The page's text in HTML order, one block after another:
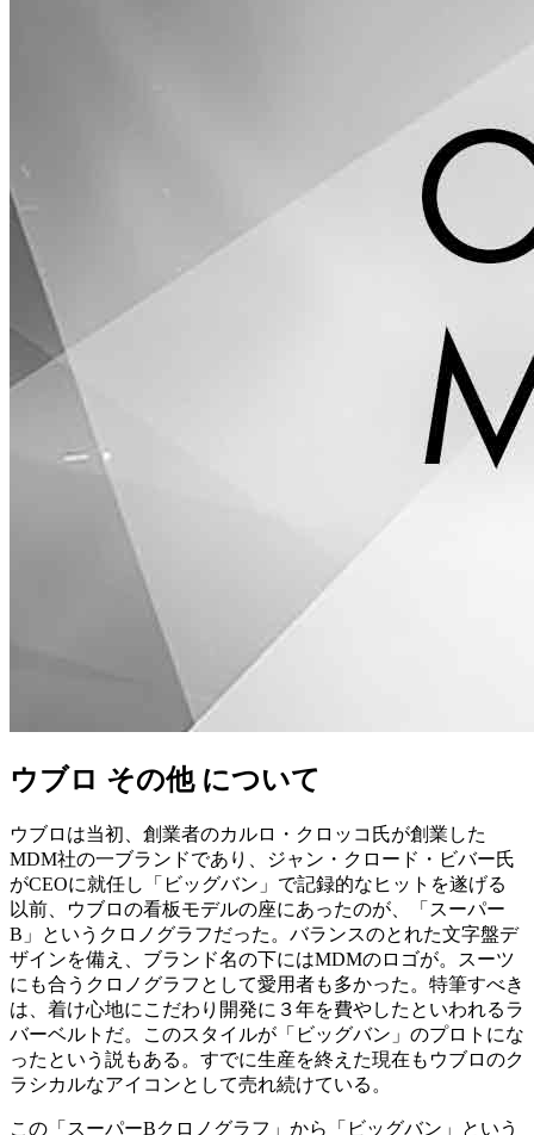
ウブロ その他 について
ウブロは当初、創業者のカルロ・クロッコ氏が創業した
MDM社の一ブランドであり、ジャン・クロード・ビバー氏
がCEOに就任し「ビッグバン」で記録的なヒットを遂げる
以前、ウブロの看板モデルの座にあったのが、「スーパー
B」というクロノグラフだった。バランスのとれた文字盤デ
ザインを備え、ブランド名の下にはMDMのロゴが。スーツ
にも合うクロノグラフとして愛用者も多かった。特筆すべき
は、着け心地にこだわり開発に３年を費やしたといわれるラ
バーベルトだ。このスタイルが「ビッグバン」のプロトにな
ったという説もある。すでに生産を終えた現在もウブロのク
ラシカルなアイコンとして売れ続けている。
この「スーパーBクロノグラフ」から「ビッグバン」という